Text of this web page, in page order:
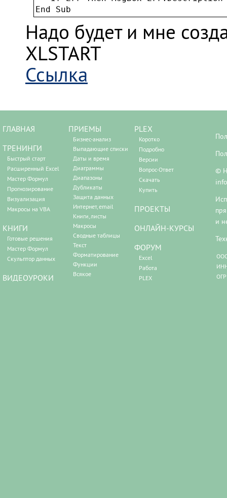
End Sub
Надо будет и мне
XLSTART
Ссылка
ГЛАВНАЯ
ТРЕНИНГИ
Быстрый старт
Расширенный Excel
Мастер Формул
Прогнозирование
Визуализация
Макросы на VBA
КНИГИ
Готовые решения
Мастер Формул
Скульптор данных
ВИДЕОУРОКИ
ПРИЕМЫ
Бизнес-анализ
Выпадающие списки
Даты и время
Диаграммы
Диапазоны
Дубликаты
Защита данных
Интернет, email
Книги, листы
Макросы
Сводные таблицы
Текст
Форматирование
Функции
Всякое
PLEX
Коротко
Подробно
Версии
Вопрос-Ответ
Скачать
Купить
ПРОЕКТЫ
ОНЛАЙН-КУРСЫ
ФОРУМ
Excel
Работа
PLEX
©
и